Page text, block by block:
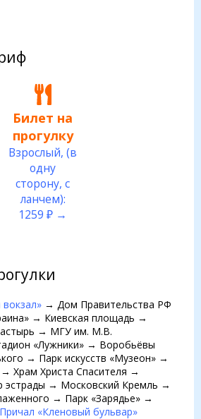
Билет на
прогулку
Взрослый, (в
одну
сторону, с
ланчем):
1259 ₽ →
→ Дом Правительства РФ
→ Киевская площадь →
→ МГУ им. М.В.
«Лужники» → Воробьёвы
→ Парк искусств «Музеон» →
Храм Христа Спасителя →
эстрады → Московский Кремль →
→ Парк «Зарядье» →
Причал «Кленовый бульвар»